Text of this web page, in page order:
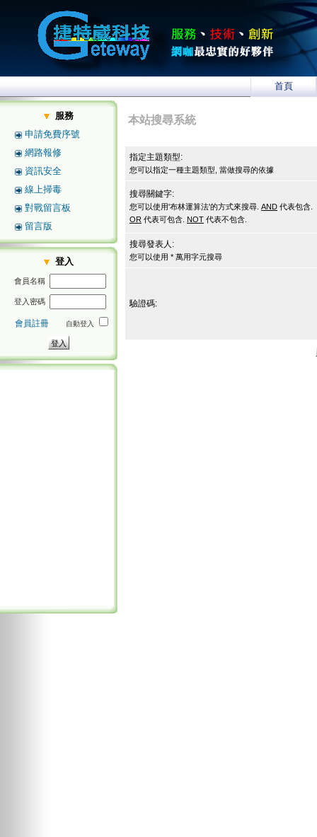
首頁
服務
申請免費序號
網路報修
資訊安全
線上掃毒
對戰留言板
留言版
登入
會員名稱
登入密碼
會員註冊 自動登入
本站搜尋系統
指定主題類型:
您可以指定一種主題類型, 當做搜尋的依據
搜尋關鍵字:
您可以使用'布林運算法'的方式來搜尋. AND 代表包含.
OR 代表可包含. NOT 代表不包含.
搜尋發表人:
您可以使用 * 萬用字元搜尋
驗證碼: